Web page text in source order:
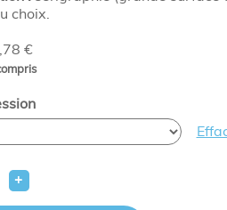
€
choix.
+